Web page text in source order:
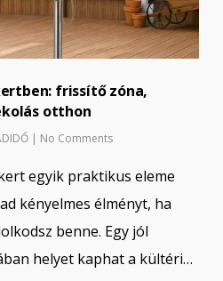
frissítő zóna,
otthon
| No Comments
egyik praktikus eleme
kényelmes élményt, ha
benne. Egy jól
helyet kaphat a kültéri…